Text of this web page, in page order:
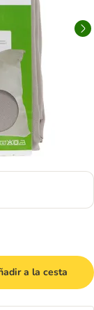
a la cesta